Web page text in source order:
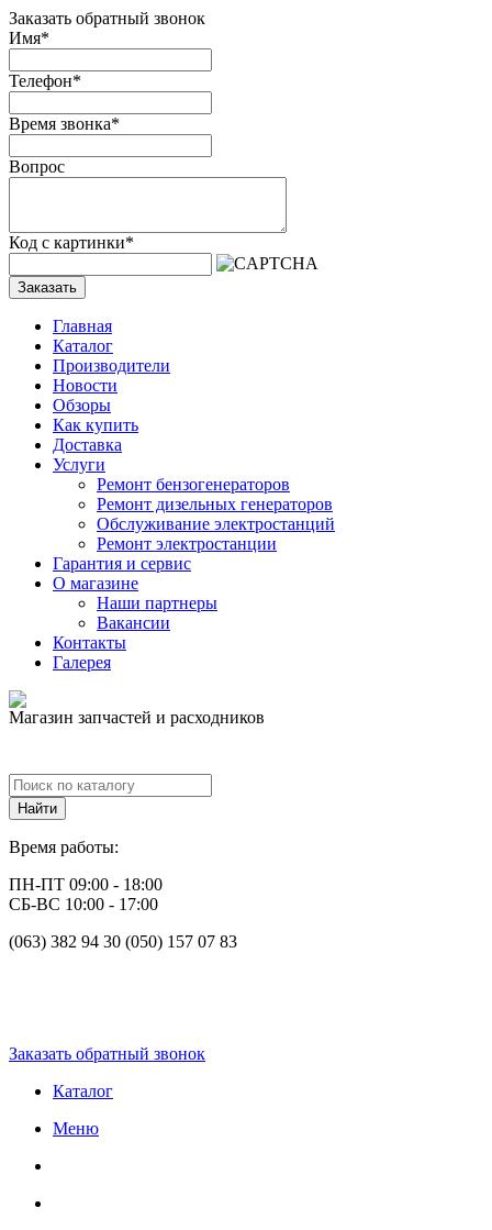
Заказать обратный звонок
Имя*
Телефон*
Время звонка*
Вопрос
Код с картинки*
Заказать
Главная
Каталог
Производители
Новости
Обзоры
Как купить
Доставка
Услуги
Ремонт бензогенераторов
Ремонт дизельных генераторов
Обслуживание электростанций
Ремонт электростанции
Гарантия и сервис
О магазине
Наши партнеры
Вакансии
Контакты
Галерея
Магазин запчастей и расходников
Время работы:
ПН-ПТ 09:00 - 18:00
СБ-ВС 10:00 - 17:00
(063) 382 94 30 (050) 157 07 83
Заказать обратный звонок
Каталог
Меню